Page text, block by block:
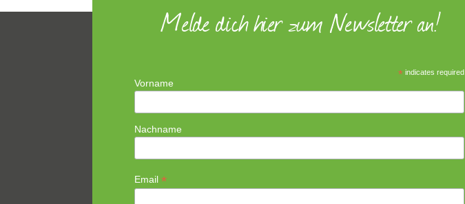
Melde dich hier zum Newsletter an!
* indicates required
Vorname
Nachname
Email *